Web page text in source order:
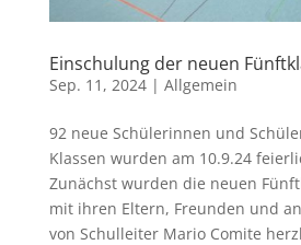
Einschulung der neuen
Sep. 11, 2024| Allgemein
92 neue Schülerinnen und
Klassen wurden am 10.9.24
Zunächst wurden die neuen
mit ihren Eltern, Freunden und
von Schulleiter Mario Comite